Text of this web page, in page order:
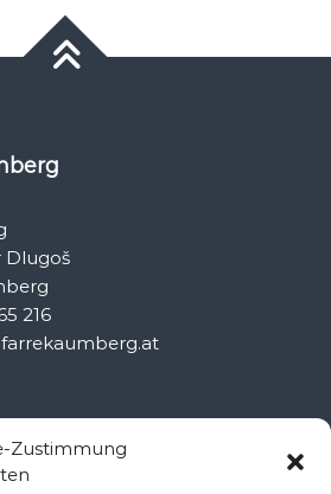
Zustimmung
Dlugoš
216